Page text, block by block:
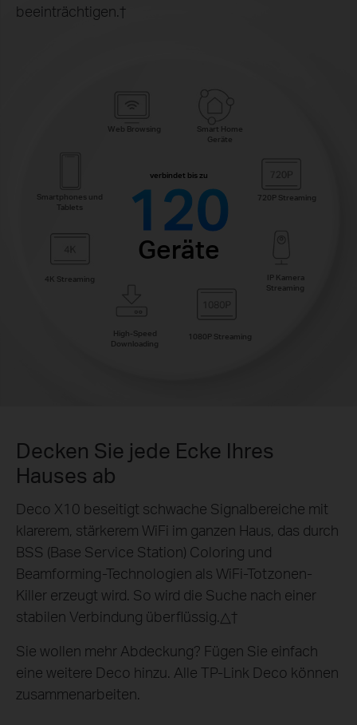
beeinträchtigen.†
720P Streaming
Smartphones und
Tablets
1080P Streaming
Smart Home
Geräte
High-Speed
Downloading
4K Streaming
IP Kamera
Streaming
Web Browsing
verbindet bis zu
120
Geräte
Decken Sie jede Ecke Ihres
Hauses ab
Deco X10 beseitigt schwache Signalbereiche mit
klarerem, stärkerem WiFi im ganzen Haus, das durch
BSS (Base Service Station) Coloring und
Beamforming-Technologien als WiFi-Totzonen-
Killer erzeugt wird. So wird die Suche nach einer
stabilen Verbindung überflüssig.△†
Sie wollen mehr Abdeckung? Fügen Sie einfach
eine weitere Deco hinzu. Alle TP-Link Deco können
zusammenarbeiten.